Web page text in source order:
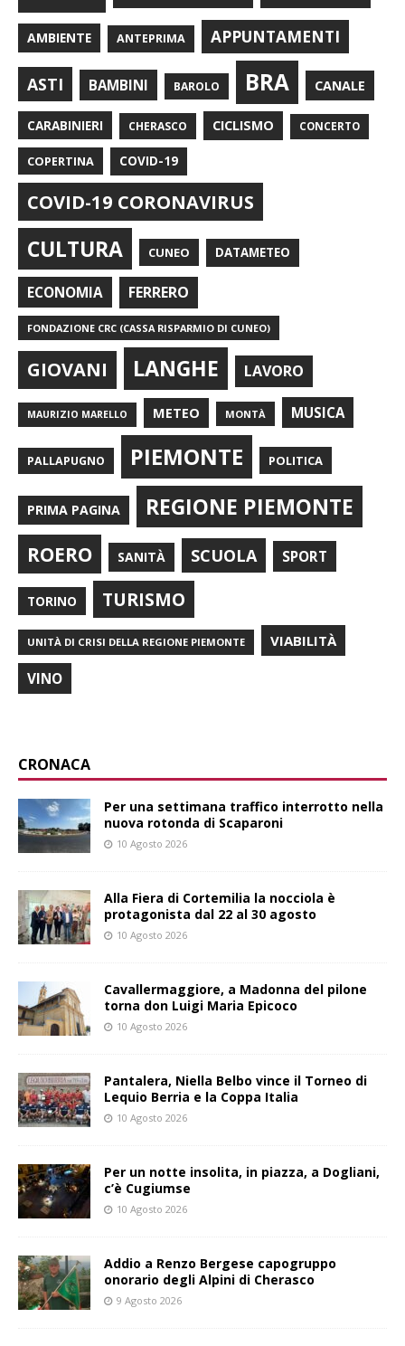
AMBIENTE ANTEPRIMA APPUNTAMENTI
ASTI BAMBINI BAROLO BRA CANALE
CARABINIERI CHERASCO CICLISMO CONCERTO
COPERTINA COVID-19
COVID-19 CORONAVIRUS
CULTURA CUNEO DATAMETEO
ECONOMIA FERRERO
FONDAZIONE CRC (CASSA RISPARMIO DI CUNEO)
GIOVANI LANGHE LAVORO
MAURIZIO MARELLO METEO MONTÀ MUSICA
PALLAPUGNO PIEMONTE POLITICA
PRIMA PAGINA REGIONE PIEMONTE
ROERO SANITÀ SCUOLA SPORT
TORINO TURISMO
UNITÀ DI CRISI DELLA REGIONE PIEMONTE VIABILITÀ
VINO
CRONACA
Per una settimana traffico interrotto nella
nuova rotonda di Scaparoni
10 Agosto 2026
Alla Fiera di Cortemilia la nocciola è
protagonista dal 22 al 30 agosto
10 Agosto 2026
Cavallermaggiore, a Madonna del pilone
torna don Luigi Maria Epicoco
10 Agosto 2026
Pantalera, Niella Belbo vince il Torneo di
Lequio Berria e la Coppa Italia
10 Agosto 2026
Per un notte insolita, in piazza, a Dogliani,
c’è Cugiumse
10 Agosto 2026
Addio a Renzo Bergese capogruppo
onorario degli Alpini di Cherasco
9 Agosto 2026